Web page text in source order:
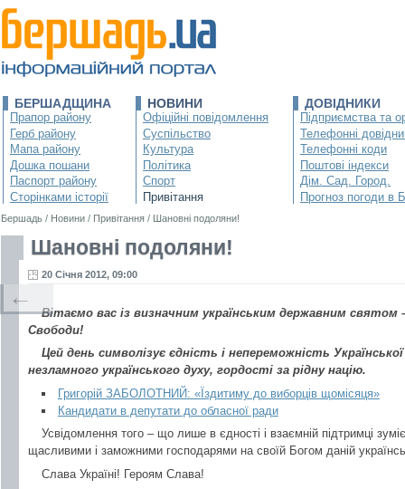
БЕРШАДЩИНА
Прапор району
Герб району
Мапа району
Дошка пошани
Паспорт району
Сторінками історії
НОВИНИ
Офіційні повідомлення
Суспільство
Культура
Політика
Спорт
Привітання
ДОВІДНИКИ
Підприємства та
Телефонні
Телефонні коди
Поштові індекси
Дім. Сад. Город.
Прогноз погоди в
Бершадь / Новини / Привітання / Шановні подоляни!
Шановні подоляни!
20 Січня 2012, 09:00
Вітаємо вас із визначним українським державним
Свободи!
Цей день символізує єдність і непереможність
незламного українського духу, гордості за рідну націю.
Григорій ЗАБОЛОТНИЙ: «Їздитиму до виборців щомісяця»
Кандидати в депутати до обласної ради
Усвідомлення того – що лише в єдності і взаємній підтримці
щасливими і заможними господарями на своїй Богом даній
Слава Україні! Героям Слава!
←